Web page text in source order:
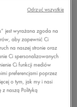
jest wyrażana zgoda na
aby zapewnić Ci
na naszej stronie oraz
Ci spersonalizowanych
Ci funkcji mediów
preferencjami poprzez
o tym, jak my i nasi
z naszą Polityką
Odrzuć wszystkie